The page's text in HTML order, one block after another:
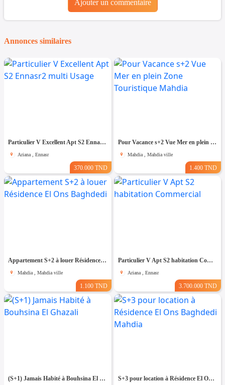
Ajouter un commentaire
Annonces similaires
Particulier V Excellent Apt S2 Ennasr2 multi Usage
Ariana , Ennasr
370.000 TND
Pour Vacance s+2 Vue Mer en plein Zone Touristique Mahdia
Mahdia , Mahdia ville
1.400 TND
Appartement S+2 à louer Résidence El Ons Baghdedi
Mahdia , Mahdia ville
1.100 TND
Particulier V Apt S2 habitation Commercial
Ariana , Ennasr
3.700.000 TND
(S+1) Jamais Habité à Bouhsina El Ghazali S+3 pour location à Résidence El Ons Baghdedi Mahdia